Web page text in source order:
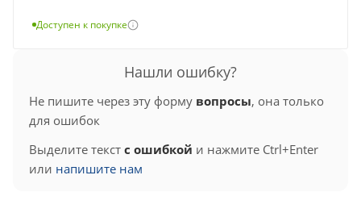
Доступен к покупке
Нашли ошибку?
Не пишите через эту форму вопросы, она только
для ошибок
Выделите текст с ошибкой и нажмите Ctrl+Enter
или напишите нам